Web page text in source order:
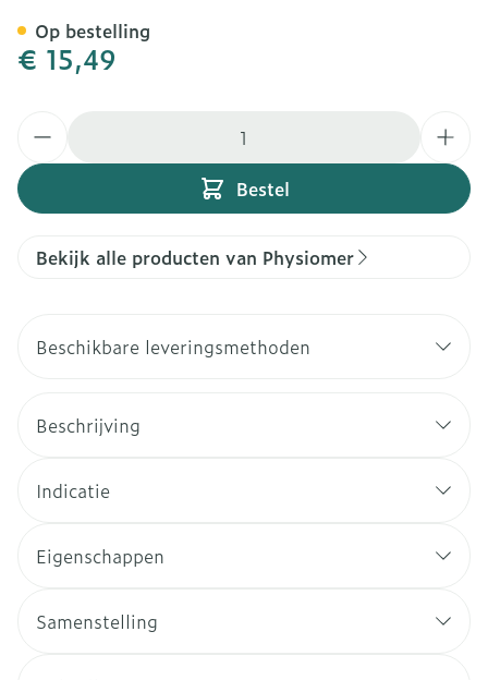
€ 15,49
Bestel
Op bestelling
Bekijk alle producten van Physiomer
Beschikbare leveringsmethoden
Beschrijving
Indicatie
Eigenschappen
Samenstelling